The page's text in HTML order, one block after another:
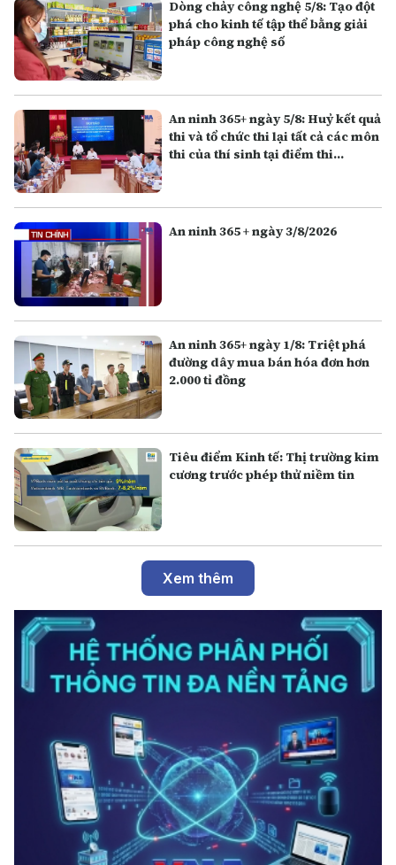
Dòng chảy công nghệ 5/8: Tạo đột
phá cho kinh tế tập thể bằng giải
pháp công nghệ số
An ninh 365+ ngày 5/8: Huỷ kết quả
thi và tổ chức thi lại tất cả các môn
thi của thí sinh tại điểm thi
An ninh 365 + ngày 3/8/2026
An ninh 365+ ngày 1/8: Triệt phá
đường dây mua bán hóa đơn hơn
2.000 tỉ đồng
Tiêu điểm Kinh tế: Thị trường kim
cương trước phép thử niềm tin
Xem thêm